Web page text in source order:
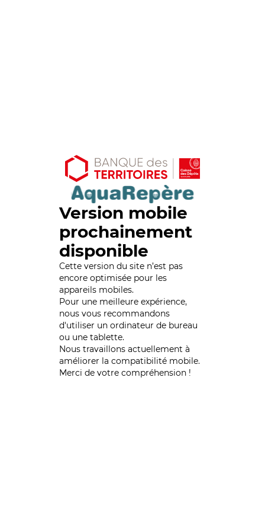
Version mobile
prochainement
disponible
Cette version du site n’est pas
encore optimisée pour les
appareils mobiles.
Pour une meilleure expérience,
nous vous recommandons
d'utiliser un ordinateur de bureau
ou une tablette.
Nous travaillons actuellement à
améliorer la compatibilité mobile.
Merci de votre compréhension !